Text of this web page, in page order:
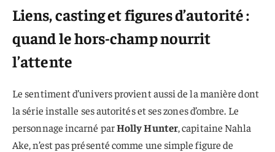
Liens, casting et figures d’autorité :
quand le hors-champ nourrit
l’attente
Le sentiment d’univers provient aussi de la manière dont
la série installe ses autorités et ses zones d’ombre. Le
personnage incarné parHolly Hunter, capitaine Nahla
Ake, n’est pas présenté comme une simple figure de